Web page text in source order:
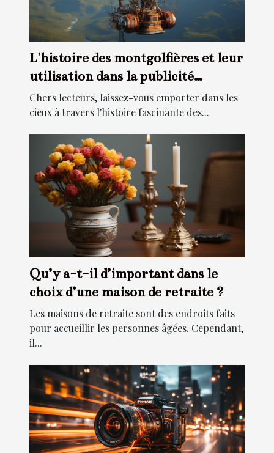
L'histoire des montgolfières et leur
utilisation dans la publicité
moderne
Chers lecteurs, laissez-vous emporter dans les
cieux à travers l'histoire fascinante des...
Qu’y a-t-il d’important dans le
choix d’une maison de retraite ?
Les maisons de retraite sont des endroits faits
pour accueillir les personnes âgées. Cependant,
il...